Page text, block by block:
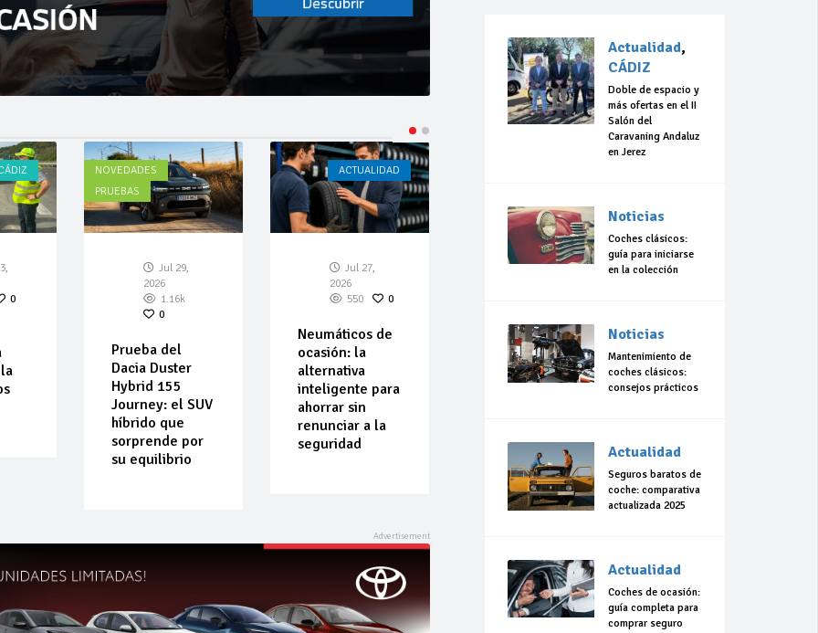
ACTUALIDAD
Jul 27,
2026
550
ocasión: la
alternativa
inteligente para
ahorrar sin
renunciar a la
seguridad
ACTUALIDAD CÁDIZ
Jul 23,
2026
192
0
La 42ª Subida a
Vejer comienza
a perfilarse
Jul 23,
“Llevo 10 años
con el sueño de
organizar una
apoya al joven
talento Diego
Viruel
Actualidad,
CÁDIZ
Doble de espacio y
más ofertas en el II
Salón del
Caravaning Andaluz
en Jerez
Noticias
Coches clásicos:
guía para iniciarse
en la colección
Noticias
Mantenimiento de
coches clásicos:
consejos prácticos
Actualidad
Seguros baratos de
coche: comparativa
actualizada 2025
Actualidad
Coches de ocasión:
guía completa para
comprar seguro